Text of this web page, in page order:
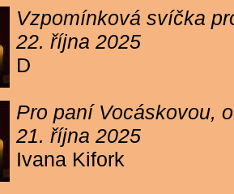
Vzpomínková svíčka
22. října 2025
D
Pro paní Vocáskovou,
21. října 2025
Ivana Kifork